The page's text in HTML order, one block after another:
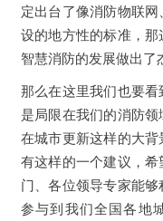
定出台了像消防物联
设的地方性的标准，
智慧消防的发展做出了
那么在这里我们也要看
是局限在我们的消防
在城市更新这样的大
有这样的一个建议，
门、各位领导专家能够
参与到我们全国各地